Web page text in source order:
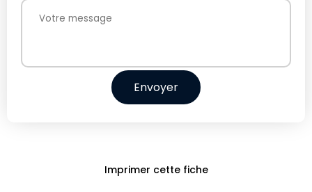
Envoyer
Imprimer cette fiche